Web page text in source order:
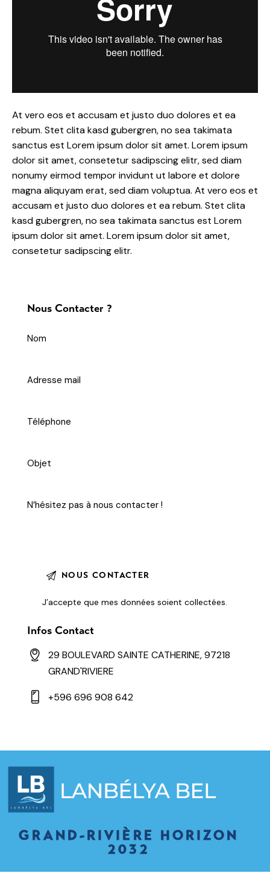
At vero eos et accusam et justo duo dolores et ea
rebum. Stet clita kasd gubergren, no sea takimata
sanctus est Lorem ipsum dolor sit amet. Lorem ipsum
dolor sit amet, consetetur sadipscing elitr, sed diam
nonumy eirmod tempor invidunt ut labore et dolore
magna aliquyam erat, sed diam voluptua. At vero eos et
accusam et justo duo dolores et ea rebum. Stet clita
kasd gubergren, no sea takimata sanctus est Lorem
ipsum dolor sit amet. Lorem ipsum dolor sit amet,
consetetur sadipscing elitr.
Nous Contacter ?
J’accepte que mes données soientcollectées.
Infos Contact
29 BOULEVARD SAINTE CATHERINE, 97218
GRAND'RIVIERE
+596 696 908 642
GRAND-RIVIÈRE HORIZON
2032